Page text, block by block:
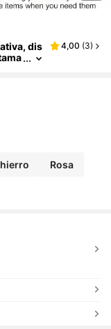
dis
el h
4,00 (3)
Rosa